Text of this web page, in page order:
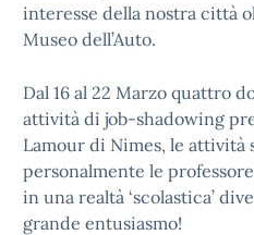
interesse della nostra città
Museo dell’Auto.
Dal 16 al 22 Marzo quattro
attività di job-shadowing
Lamour di Nimes, le attività
personalmente le
in una realtà ‘scolastica’
grande entusiasmo!